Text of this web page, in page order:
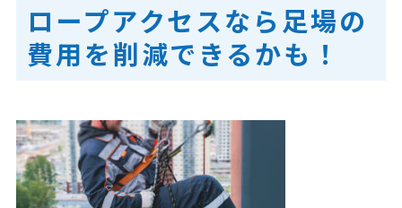
ロープアクセスなら足場の
費用を削減できるかも！